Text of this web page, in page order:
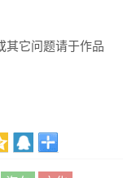
其它问题请于作品